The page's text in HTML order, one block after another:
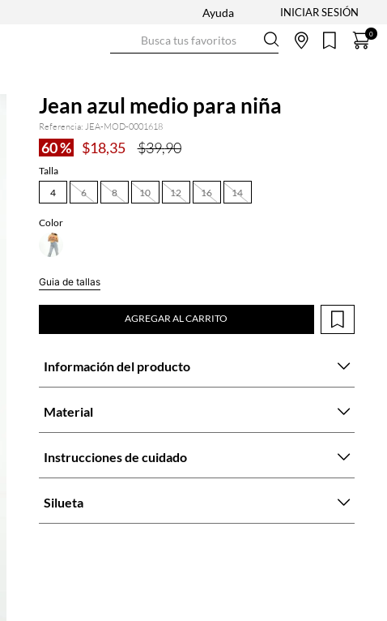
Ayuda
0
Jean azul medio para niña
Referencia: JEA-MOD-0001618
60 % $18,35 $39,90
Talla
4
6 8 10 12 14
16
Color
Guia de tallas
AGREGAR AL CARRITO
Información del producto
Material
Instrucciones de cuidado
Silueta